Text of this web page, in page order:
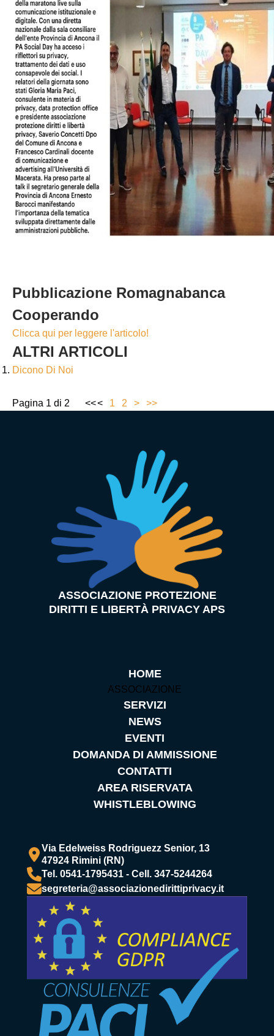
Pubblicazione Romagnabanca
Cooperando
Clicca qui per leggere l'articolo!
ALTRI ARTICOLI
Dicono Di Noi
Pagina 1 di 2 <<< 1 2 > >>
ASSOCIAZIONE PROTEZIONE
DIRITTI E LIBERTÀ PRIVACY APS
HOME
ASSOCIAZIONE
SERVIZI
NEWS
EVENTI
DOMANDA DI AMMISSIONE
CONTATTI
AREA RISERVATA
WHISTLEBLOWING
Via Edelweiss Rodriguezz Senior, 13
47924 Rimini (RN)
Tel. 0541-1795431 - Cell. 347-5244264
segreteria@associazionedirittiprivacy.it